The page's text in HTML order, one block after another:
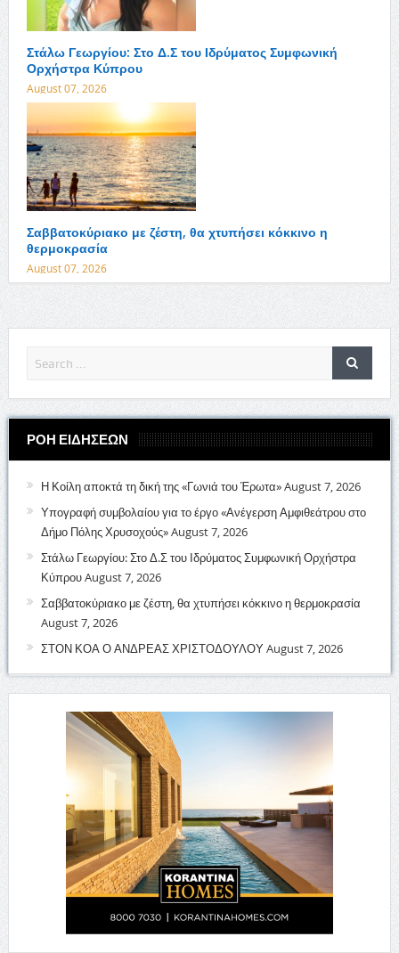
Στάλω Γεωργίου: Στο Δ.Σ του Ιδρύματος Συμφωνική
Ορχήστρα Κύπρου
August 07, 2026
Σαββατοκύριακο με ζέστη, θα χτυπήσει κόκκινο η
θερμοκρασία
August 07, 2026
ΡΟΗ ΕΙΔΗΣΕΩΝ
Η Κοίλη αποκτά τη δική της «Γωνιά του Έρωτα»August 7, 2026
Υπογραφή συμβολαίου για το έργο «Ανέγερση Αμφιθεάτρου στο
Δήμο Πόλης Χρυσοχούς»August 7, 2026
Στάλω Γεωργίου: Στο Δ.Σ του Ιδρύματος Συμφωνική Ορχήστρα
ΚύπρουAugust 7, 2026
Σαββατοκύριακο με ζέστη, θα χτυπήσει κόκκινο η θερμοκρασία
August 7, 2026
ΣΤΟΝ ΚΟΑ Ο ΑΝΔΡΕΑΣ ΧΡΙΣΤΟΔΟΥΛΟΥAugust 7, 2026